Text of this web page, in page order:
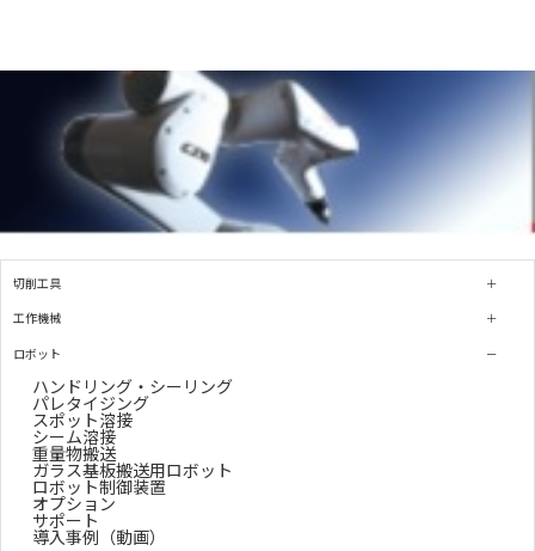
切削工具
工作機械
ロボット
ハンドリング・シーリング
パレタイジング
スポット溶接
シーム溶接
重量物搬送
ガラス基板搬送用ロボット
ロボット制御装置
オプション
サポート
導入事例（動画）